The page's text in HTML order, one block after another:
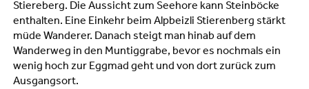
Stiereberg. Die Aussicht zum Seehore kann Steinböcke
enthalten. Eine Einkehr beim Alpbeizli Stierenberg stärkt
müde Wanderer. Danach steigt man hinab auf dem
Wanderweg in den Muntiggrabe, bevor es nochmals ein
wenig hoch zur Eggmad geht und von dort zurück zum
Ausgangsort.